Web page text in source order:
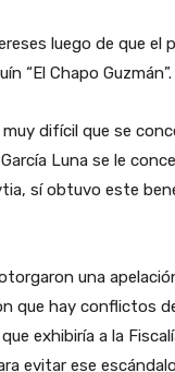
luego de que el
“El Chapo Guzmán”.
difícil que se
Luna se le
sí obtuvo este
una
que hay conflictos
exhibiría a la
evitar ese